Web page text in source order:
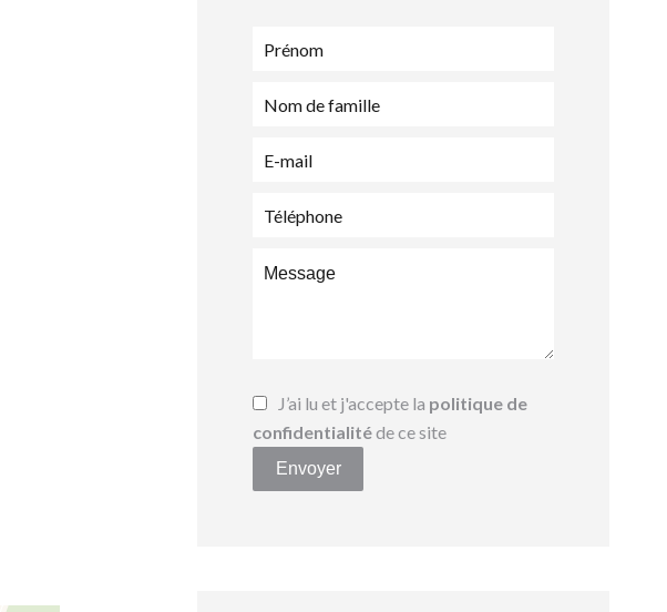
J’ai lu et j'accepte la politique de
confidentialitéde ce site
Envoyer